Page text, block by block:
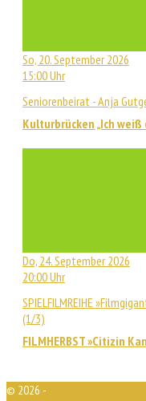
So, 20. September 2026
15:00 Uhr
Seniorenbeirat - Anja
Kulturbrücken „Ich weiß
Do, 24. September 2026
20:00 Uhr
SPIELFILMREIHE
(1/3)
FILMHERBST »Citizin
© 2026 -